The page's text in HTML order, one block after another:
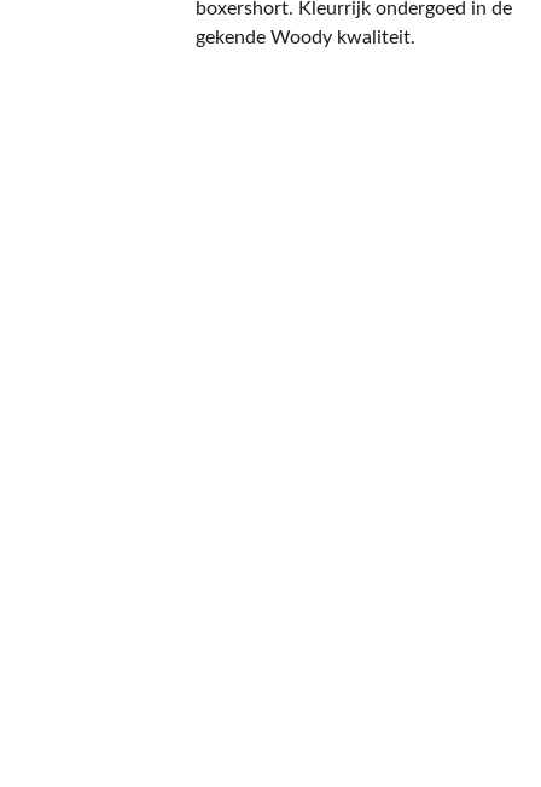
boxershort. Kleurrijk ondergoed in de
gekende Woody kwaliteit.